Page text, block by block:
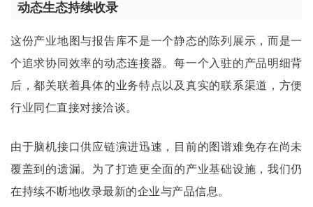
动态生态持续收录
这份产业地图与报告库不是一个静态的陈列展示，而是一
个追求协同效率的动态连接器。每一个入驻的产品明细背
后，都关联着具体的业务特点以及真实的联系渠道，方便
行业同仁直接对接洽谈。
由于脑机接口供应链演进迅速，目前的图谱难免存在尚未
覆盖到的遗漏。为了打造更全面的产业基础设施，我们仍
在持续不断地收录最新的企业与产品信息。